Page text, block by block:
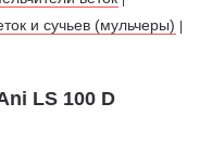
и сучьев (мульчеры) |
LS 100 D